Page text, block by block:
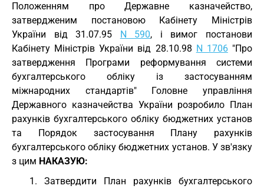
Положенням про Державне казначейство,
затвердженим постановою Кабінету Міністрів
України від 31.07.95 N 590, і вимог постанови
Кабінету Міністрів України від 28.10.98 N 1706"Про
затвердження Програми реформування системи
бухгалтерського обліку із застосуванням
міжнародних стандартів" Головне управління
Державного казначейства України розробило План
рахунків бухгалтерського обліку бюджетних установ
та Порядок застосування Плану рахунків
бухгалтерського обліку бюджетних установ. У зв'язку
з цим НАКАЗУЮ:
1. Затвердити План рахунків бухгалтерського